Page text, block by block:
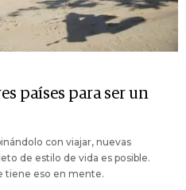
países para ser un
con viajar, nuevas
de estilo de vida es posible.
tiene eso en mente.